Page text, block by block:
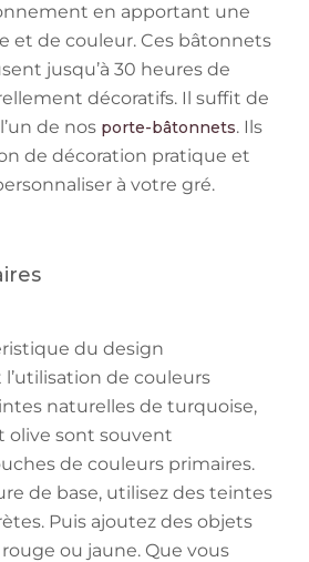
en apportant une
et de couleur. Ces bâtonnets
jusqu’à 30 heures de
décoratifs. Il suffit de
de nos porte-bâtonnets. Ils
de décoration pratique et
à votre gré.
du design
de couleurs
naturelles de turquoise,
olive sont souvent
de couleurs primaires.
de base, utilisez des teintes
Puis ajoutez des objets
ou jaune. Que vous